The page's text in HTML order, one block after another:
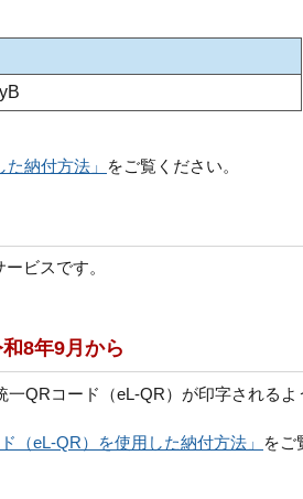
納付方法」 をご覧ください。
ビスです。
8年9月から
QRコード（eL-QR）が印字されるよ
（eL-QR）を使用した納付方法」
をご